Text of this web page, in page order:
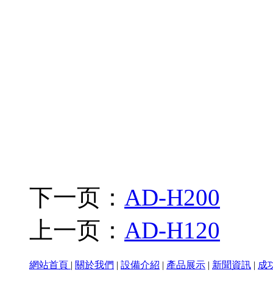
下一页： AD-H200
上一页： AD-H120
網站首頁 | 關於我們 | 設備介紹 | 產品展示 | 新聞資訊 | 成